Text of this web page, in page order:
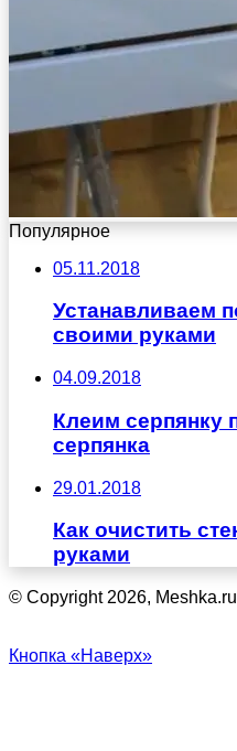
Популярное
05.11.2018
Устанавливаем
своими руками
04.09.2018
Клеим серпянку
серпянка
29.01.2018
Как очистить
руками
© Copyright 2026, Meshka.ru
Кнопка «Наверх»